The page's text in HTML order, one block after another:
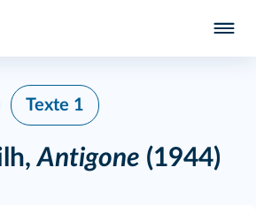
Texte 1
Antigone (1944)